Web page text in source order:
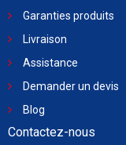
Garanties produits
Livraison
Assistance
Demander un devis
Blog
Contactez-nous